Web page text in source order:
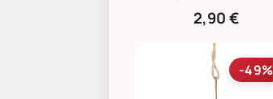
2,90 €
-49%